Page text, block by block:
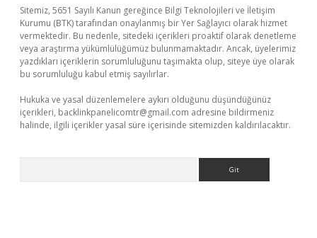
Sitemiz, 5651 Sayılı Kanun gereğince Bilgi Teknolojileri ve İletişim
Kurumu (BTK) tarafından onaylanmış bir Yer Sağlayıcı olarak hizmet
vermektedir. Bu nedenle, sitedeki içerikleri proaktif olarak denetleme
veya araştırma yükümlülüğümüz bulunmamaktadır. Ancak, üyelerimiz
yazdıkları içeriklerin sorumluluğunu taşımakta olup, siteye üye olarak
bu sorumluluğu kabul etmiş sayılırlar.
Hukuka ve yasal düzenlemelere aykırı olduğunu düşündüğünüz
içerikleri, backlinkpanelicomtr@gmail.com adresine bildirmeniz
halinde, ilgili içerikler yasal süre içerisinde sitemizden kaldırılacaktır.